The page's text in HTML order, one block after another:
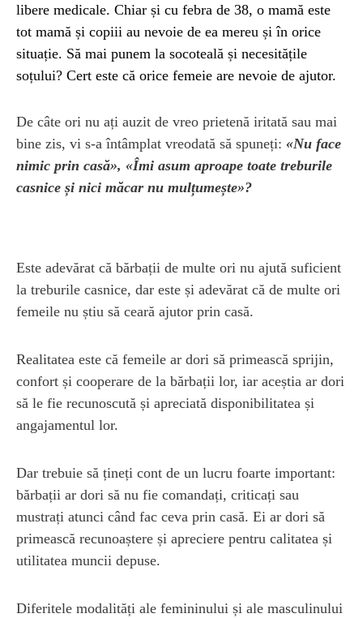
libere medicale. Chiar și cu febra de 38, o mamă este
tot mamă și copiii au nevoie de ea mereu și în orice
situație. Să mai punem la socoteală și necesitățile
soțului? Cert este că orice femeie are nevoie de ajutor.
De câte ori nu ați auzit de vreo prietenă iritată sau mai
bine zis, vi s-a întâmplat vreodată să spuneți: «Nu face
nimic prin casă», «Îmi asum aproape toate treburile
casnice și nici măcar nu mulțumește»?
Este adevărat că bărbații de multe ori nu ajută suficient
la treburile casnice, dar este și adevărat că de multe ori
femeile nu știu să ceară ajutor prin casă.
Realitatea este că femeile ar dori să primească sprijin,
confort și cooperare de la bărbații lor, iar aceștia ar dori
să le fie recunoscută și apreciată disponibilitatea și
angajamentul lor.
Dar trebuie să țineți cont de un lucru foarte important:
bărbații ar dori să nu fie comandați, criticați sau
mustrați atunci când fac ceva prin casă. Ei ar dori să
primească recunoaștere și apreciere pentru calitatea și
utilitatea muncii depuse.
Diferitele modalități ale femininului și ale masculinului